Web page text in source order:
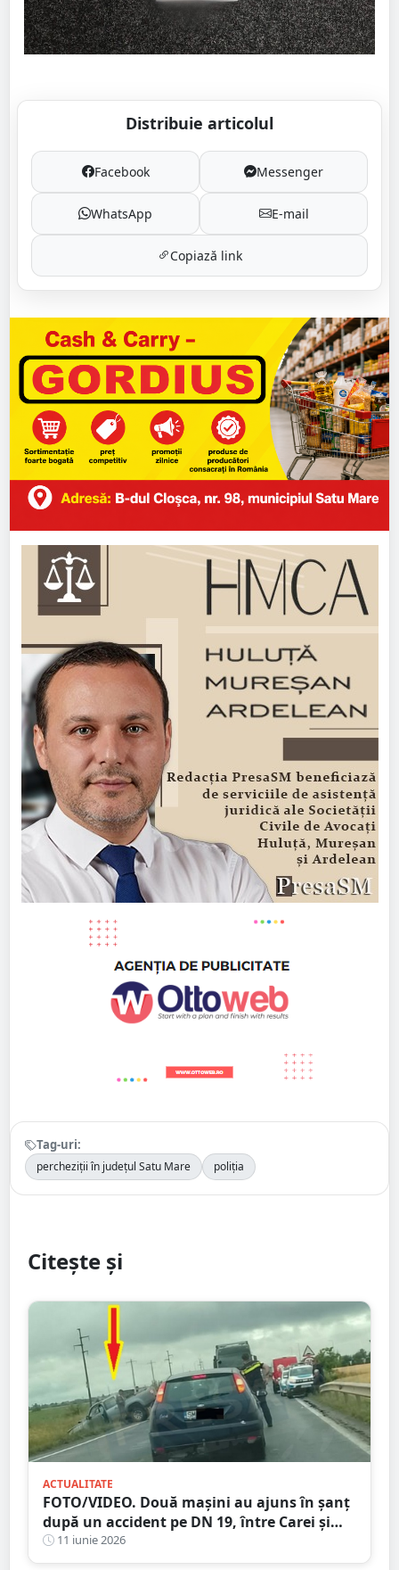
Distribuie articolul
Facebook Messenger
WhatsApp E-mail
Copiază link
Tag-uri:
percheziții în județul Satu Mare poliția
Citește și
ACTUALITATE
FOTO/VIDEO. Două mașini au ajuns în șanț
după un accident pe DN 19, între Carei și
Satu Mare. Circulația a fost blocată zeci de
minute
11 iunie 2026